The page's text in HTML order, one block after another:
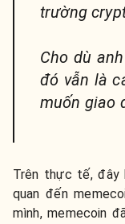
trường
Cho dù
đó vẫn là
muốn giao
Trên thực tế, đây
quan đến
mình, memecoin